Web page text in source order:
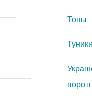
Топы